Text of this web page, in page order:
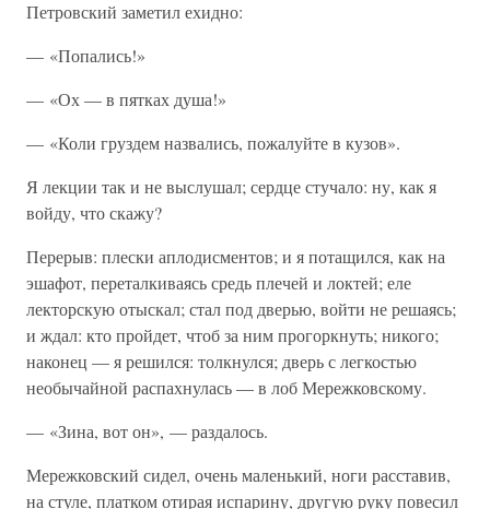
Петровский заметил ехидно:
— «Попались!»
— «Ох — в пятках душа!»
— «Коли груздем назвались, пожалуйте в кузов».
Я лекции так и не выслушал; сердце стучало: ну, как я
войду, что скажу?
Перерыв: плески аплодисментов; и я потащился, как на
эшафот, переталкиваясь средь плечей и локтей; еле
лекторскую отыскал; стал под дверью, войти не решаясь;
и ждал: кто пройдет, чтоб за ним прогоркнуть; никого;
наконец — я решился: толкнулся; дверь с легкостью
необычайной распахнулась — в лоб Мережковскому.
— «Зина, вот он», — раздалось.
Мережковский сидел, очень маленький, ноги расставив,
на стуле, платком отирая испарину, другую руку повесил